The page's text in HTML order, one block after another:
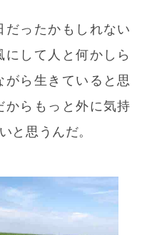
だったかもしれない
して人と何かしら
ら生きていると思
からもっと外に気持
と思うんだ。